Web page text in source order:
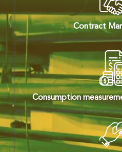
Contract
Consumption